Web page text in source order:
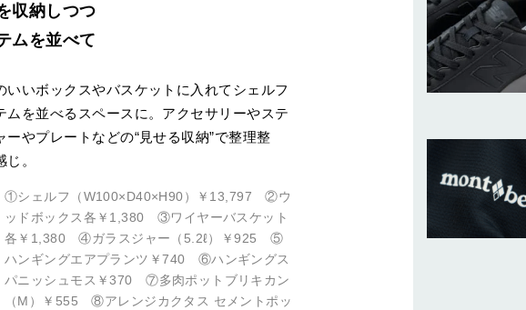
収納しつつ
ムを並べて
いボックスやバスケットに入れてシェルフ
を並べるスペースに。アクセサリーやステ
やプレートなどの“見せる収納”で整理整
。
①シェルフ（W100×D40×H90）￥13,797 ②ウ
ッドボックス各￥1,380 ③ワイヤーバスケット
各￥1,380 ④ガラスジャー（5.2ℓ）￥925 ⑤
ハンギングエアプランツ￥740 ⑥ハンギングス
パニッシュモス￥370 ⑦多肉ポットブリキカン
（M）￥555 ⑧アレンジカクタス セメントポッ